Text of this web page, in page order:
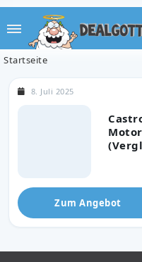
Startseite
8. Juli 2025
Zum Angebot